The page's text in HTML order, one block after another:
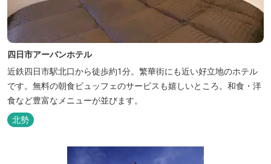
四日市アーバンホテル
近鉄四日市駅北口から徒歩約1分。繁華街にも近い好立地のホテル
です。無料の朝食ビュッフェのサービスも嬉しいところ。和食・洋
食など豊富なメニューが並びます。
北勢